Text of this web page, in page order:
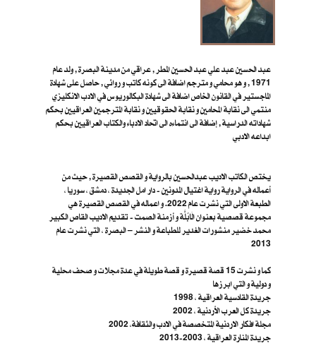
عبد الحسين عبد علي عبد الحسين المطر , عراقي من مدينة البصرة , ولد عام
1971 , و هو محامي و مترجم اضافة الى كونه كاتب و روائي , حاصل على شهادة
الماجستير في القانون الخاص اضافة الى شهادة البكالوريوس في الادب الانكليزي
منتمي الى نقابة المحامين و نقابة الحقوقيين و نقابة المترجمين العراقيين بحكم
شهاداته الدراسية , إضافة الى انتماءه الى اتحاد الادباء والكتاب العراقيين بحكم
ابداعه الادبي
يختص الكاتب الاديب عبدالحسين بالرواية و القصص القصيرة , حيث من
أعماله في الرواية رواية اغتيال المدونين - دار امل الجديدة ، دمشق ، سوريا ،
الطبعة الاولى التي نشرت عام 2022. و اعماله في القصص القصيرة هي
مجموعة قصصية بعنوان الَابُلَّة و أزمنة الصمت - تقديم الاديب القاص الكبير
محمد خضير منشورات الغدير للطباعة و النشر – البصرة ، ا​لتي نشرت عام
2013
و دولية و التي ابرزها
جريدة القادسية العراقية ، 1998
جريدة كل العرب الأردنية ، 2002
مجلة افكار الاردنية المتخصصة في الادب والثقافة، 2002
جريدة المنارة العراقية ، 2003-2013